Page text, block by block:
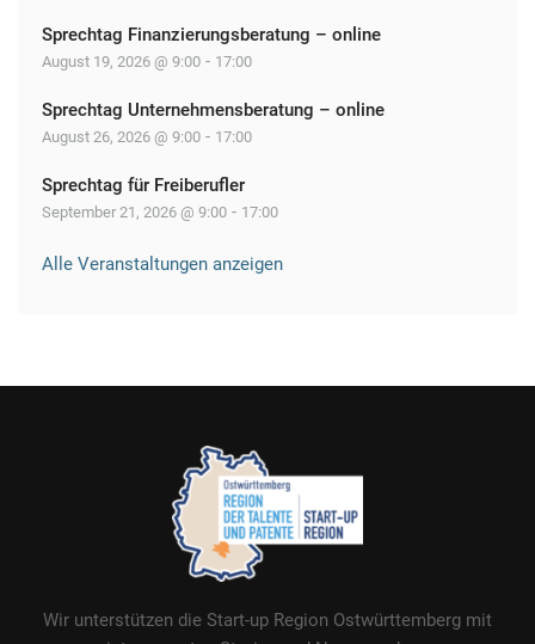
Sprechtag Finanzierungsberatung – online
August 19, 2026 @ 9:00 - 17:00
Sprechtag Unternehmensberatung – online
August 26, 2026 @ 9:00 - 17:00
Sprechtag für Freiberufler
September 21, 2026 @ 9:00 - 17:00
Alle Veranstaltungen anzeigen
Wir unterstützen die Start-up Region Ostwürttemberg mit